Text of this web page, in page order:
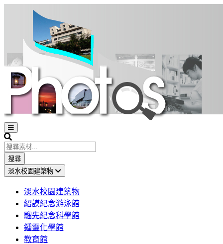
Open
sidebar
Search
搜尋
淡水校園建築物
淡水校園建築物
紹謨紀念游泳館
騮先紀念科學館
鍾靈化學館
教育館